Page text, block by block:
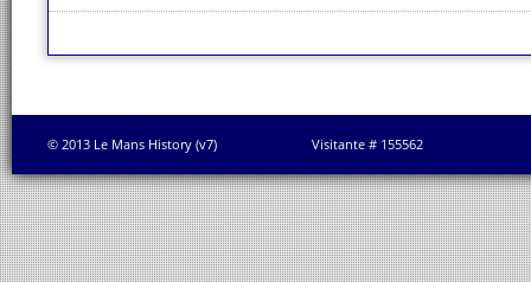
© 2013 Le Mans History (v7) Visitante # 155562